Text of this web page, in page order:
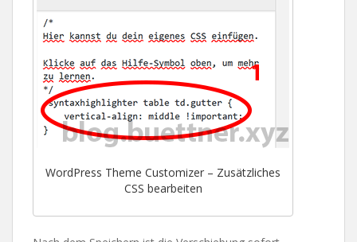
WordPress Theme Customizer – Zusätzliches
CSS bearbeiten